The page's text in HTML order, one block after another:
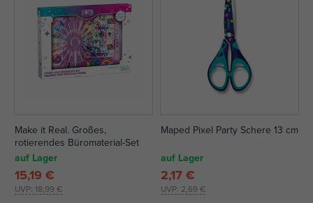
Make it Real. Großes,
rotierendes Büromaterial-Set
auf Lager
UVP: 18,99 €
15,19 €
Maped Pixel Party Schere 13 cm
auf Lager
UVP: 2,69 €
2,17 €